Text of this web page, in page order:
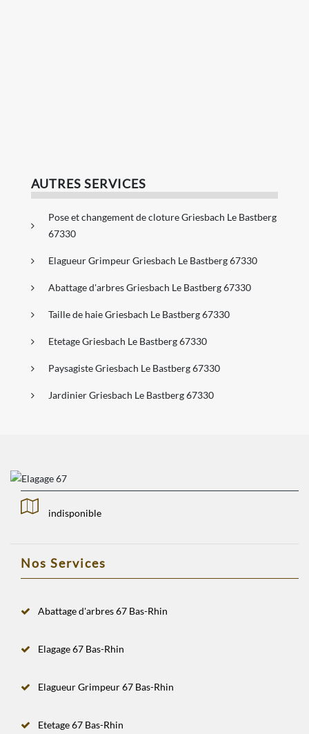
AUTRES SERVICES
Pose et changement de cloture Griesbach Le Bastberg
67330
Elagueur Grimpeur Griesbach Le Bastberg 67330
Abattage d'arbres Griesbach Le Bastberg 67330
Taille de haie Griesbach Le Bastberg 67330
Etetage Griesbach Le Bastberg 67330
Paysagiste Griesbach Le Bastberg 67330
Jardinier Griesbach Le Bastberg 67330
indisponible
Nos Services
Abattage d'arbres 67 Bas-Rhin
Elagage 67 Bas-Rhin
Elagueur Grimpeur 67 Bas-Rhin
Etetage 67 Bas-Rhin